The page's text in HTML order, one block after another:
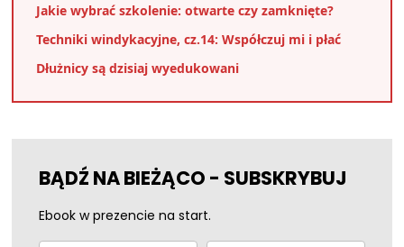
Jakie wybrać szkolenie: otwarte czy zamknięte?
Techniki windykacyjne, cz.14: Współczuj mi i płać
Dłużnicy są dzisiaj wyedukowani
BĄDŹ NA BIEŻĄCO - SUBSKRYBUJ
Ebook w prezencie na start.